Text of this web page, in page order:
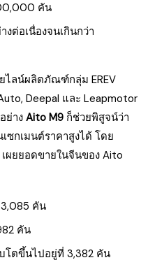
คัน
งต่อเนื่องจนเกินกว่า
ไลน์ผลิตภัณฑ์กลุ่ม EREV
Deepal และ Leapmotor
ย่าง Aito M9 ก็ช่วยพิสูจน์ว่า
ซกเมนต์ราคาสูงได้ โดย
เผยยอดขายในจีนของ Aito
คัน
คัน
โตขึ้นไปอยู่ที่ 3,382 คัน